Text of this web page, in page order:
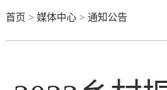
首页 > 媒体中心 > 通知公告